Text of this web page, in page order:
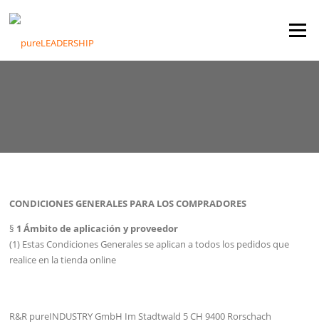
contenido
Menú
CONDICIONES GENERALES PARA LOS COMPRADORES
§ 1 Ámbito de aplicación y proveedor
(1) Estas Condiciones Generales se aplican a todos los pedidos que
realice en la tienda online
R&R pureINDUSTRY GmbH Im Stadtwald 5 CH 9400 Rorschach